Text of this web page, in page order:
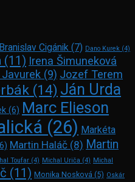
Branislav Cigánik (7) Dano Kurek (4)
(11) Irena Šimuneková
(9) Jozef Terem
(14) Ján Urda
(6) Marc Elie­son
(26) Markéta
Martin Haláč (8) Martin
Toufar (4) Michal Uriča (4) Michal
(11) Monika Nosková (5) Oskár